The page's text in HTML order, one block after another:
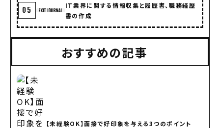
05
IT業界に関する情報収集と履歴書、職務経歴
書の作成
おすすめの記事
【未経験OK】面接で好印象を与える3つのポイント